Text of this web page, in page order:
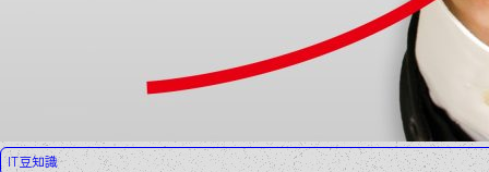
IT豆知識